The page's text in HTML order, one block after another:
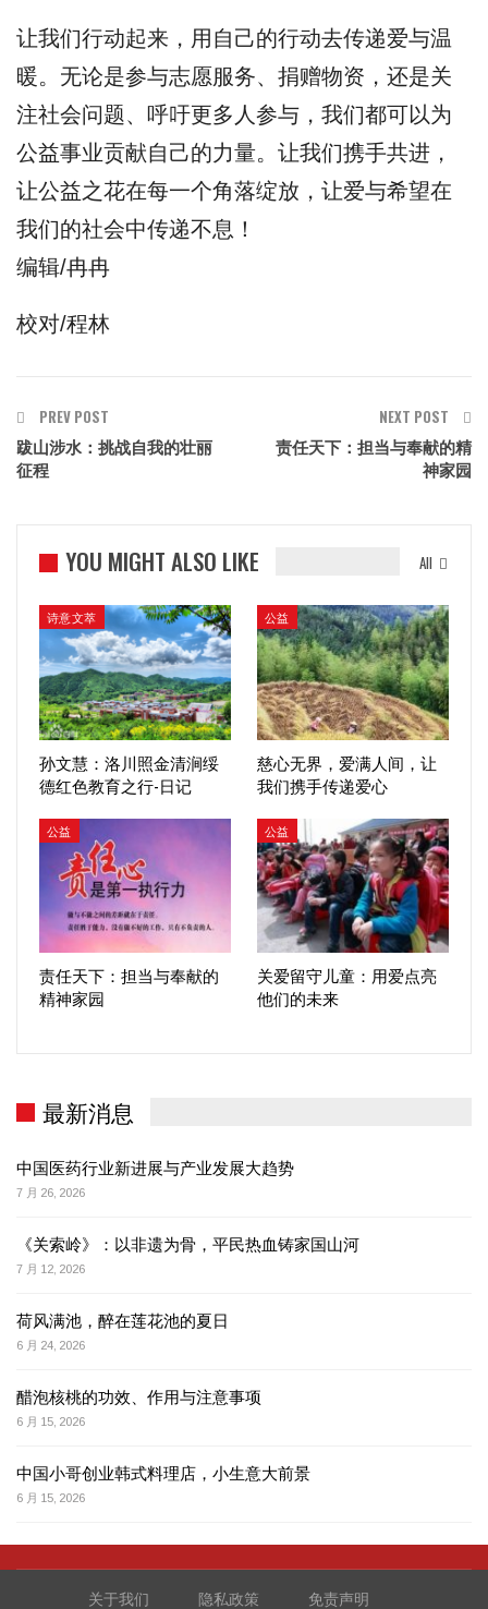
让我们行动起来，用自己的行动去传递爱与温
暖。无论是参与志愿服务、捐赠物资，还是关
注社会问题、呼吁更多人参与，我们都可以为
公益事业贡献自己的力量。让我们携手共进，
让公益之花在每一个角落绽放，让爱与希望在
我们的社会中传递不息！
编辑/冉冉
校对/程林
PREV POST
跋山涉水：挑战自我的壮丽
征程
NEXT POST
责任天下：担当与奉献的精
神家园
All
YOU MIGHT ALSO LIKE
诗意文萃
孙文慧：洛川照金清涧绥
德红色教育之行-日记
公益
慈心无界，爱满人间，让
我们携手传递爱心
公益
责任天下：担当与奉献的
精神家园
公益
关爱留守儿童：用爱点亮
他们的未来
最新消息
中国医药行业新进展与产业发展大趋势
7 月 26, 2026
《关索岭》：以非遗为骨，平民热血铸家国山河
7 月 12, 2026
荷风满池，醉在莲花池的夏日
6 月 24, 2026
醋泡核桃的功效、作用与注意事项
6 月 15, 2026
中国小哥创业韩式料理店，小生意大前景
6 月 15, 2026
关于我们 隐私政策 免责声明